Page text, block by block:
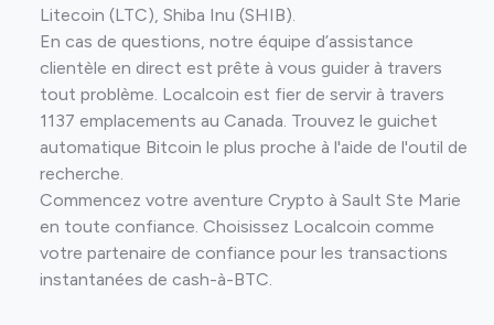
Litecoin (LTC), Shiba Inu (SHIB).
En cas de questions, notre équipe d’assistance
clientèle en direct est prête à vous guider à travers
tout problème. Localcoin est fier de servir à travers
1137 emplacements au Canada. Trouvez le guichet
automatique Bitcoin le plus proche à l'aide de l'outil de
recherche.
Commencez votre aventure Crypto à Sault Ste Marie
en toute confiance. Choisissez Localcoin comme
votre partenaire de confiance pour les transactions
instantanées de cash-à-BTC.